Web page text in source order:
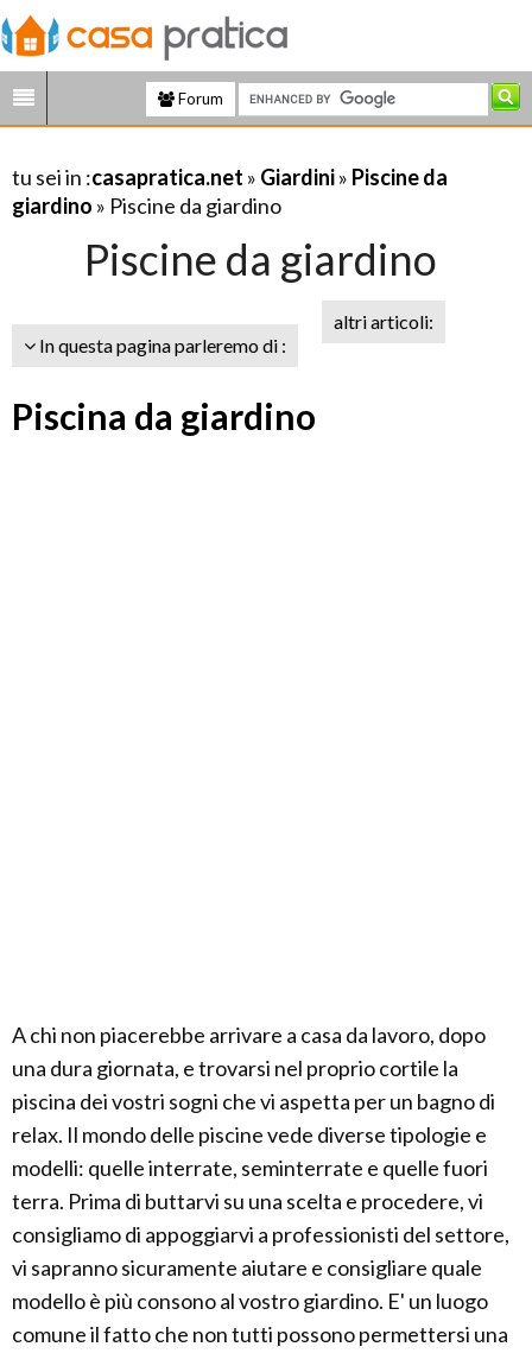
Forum
tu sei in :casapratica.net » Giardini» Piscine da
giardino » Piscine da giardino
Piscine da giardino
In questa pagina parleremo di :
altri articoli:
Piscina da giardino
A chi non piacerebbe arrivare a casa da lavoro, dopo
una dura giornata, e trovarsi nel proprio cortile la
piscina dei vostri sogni che vi aspetta per un bagno di
relax. Il mondo delle piscine vede diverse tipologie e
modelli: quelle interrate, seminterrate e quelle fuori
terra. Prima di buttarvi su una scelta e procedere, vi
consigliamo di appoggiarvi a professionisti del settore,
vi sapranno sicuramente aiutare e consigliare quale
modello è più consono al vostro giardino. E' un luogo
comune il fatto che non tutti possono permettersi una